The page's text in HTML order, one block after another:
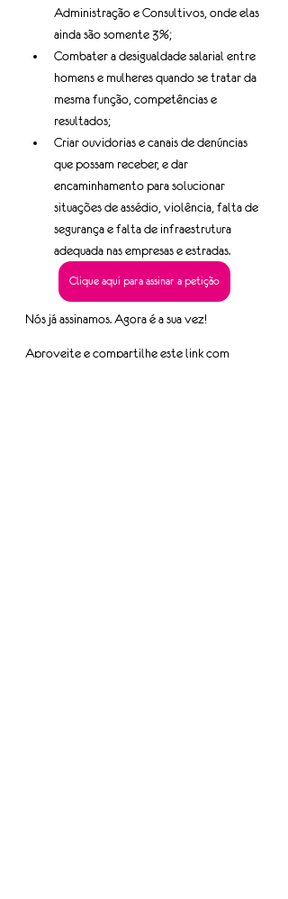
Administração e Consultivos, onde elas
ainda são somente 3%;
Combater a desigualdade salarial entre
homens e mulheres quando se tratar da
mesma função, competências e
resultados;
Criar ouvidorias e canais de denúncias
que possam receber, e dar
encaminhamento para solucionar
situações de assédio, violência, falta de
segurança e falta de infraestrutura
adequada nas empresas e estradas.
Clique aqui para assinar a petição
Nós já assinamos. Agora é a sua vez!
Aproveite e compartilhe este link com